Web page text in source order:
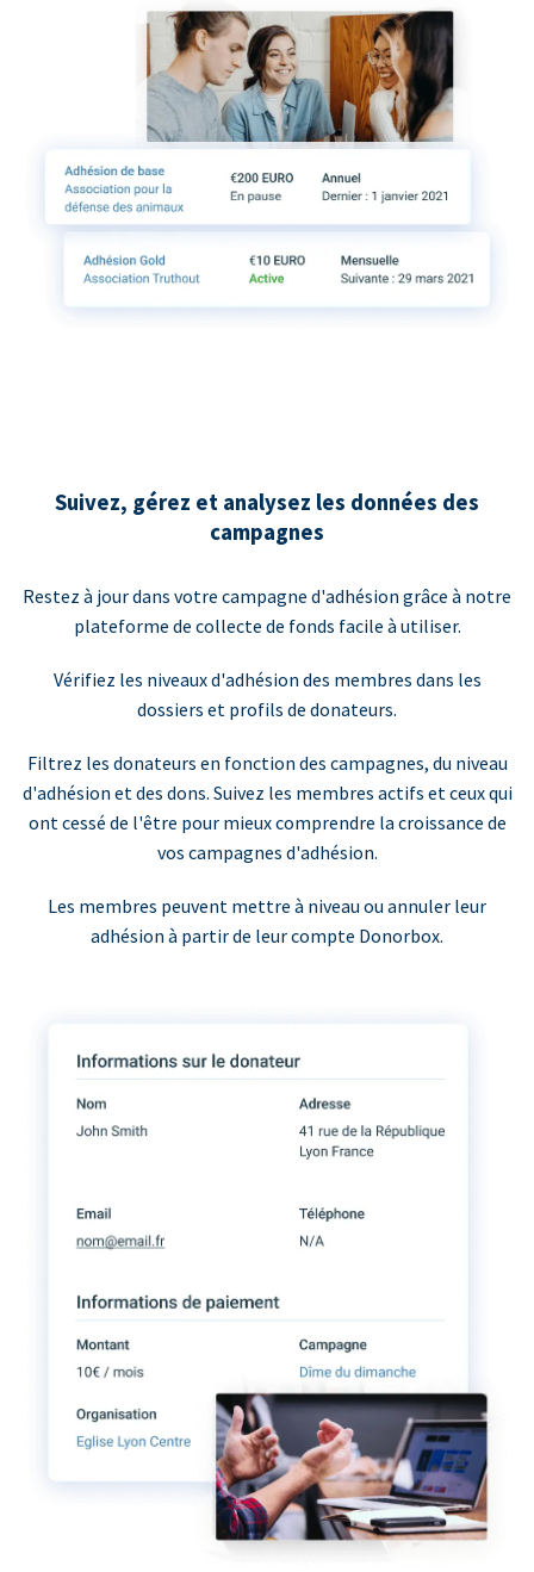
Suivez, gérez et analysez les données des
campagnes
Restez à jour dans votre campagne d'adhésion grâce à notre
plateforme de collecte de fonds facile à utiliser.
Vérifiez les niveaux d'adhésion des membres dans les
dossiers et profils de donateurs.
Filtrez les donateurs en fonction des campagnes, du niveau
d'adhésion et des dons. Suivez les membres actifs et ceux qui
ont cessé de l'être pour mieux comprendre la croissance de
vos campagnes d'adhésion.
Les membres peuvent mettre à niveau ou annuler leur
adhésion à partir de leur compte Donorbox.